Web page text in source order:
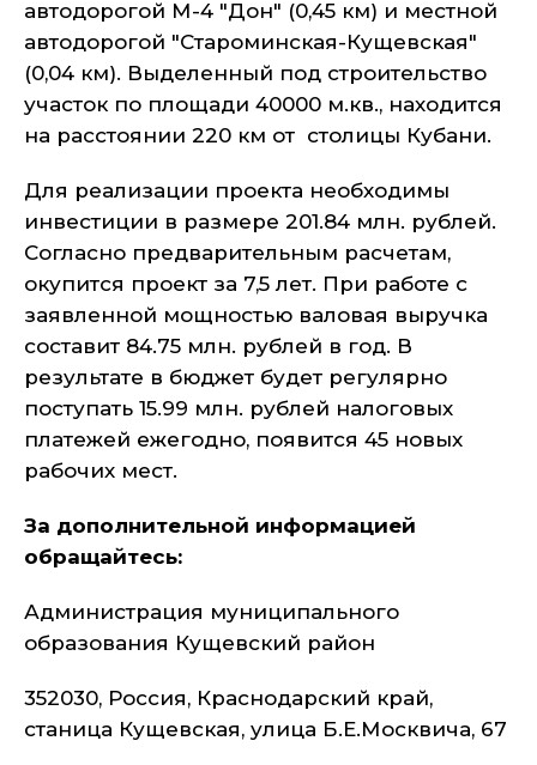
автодорогой М-4 "Дон" (0,45 км) и местной
автодорогой "Староминская-Кущевская"
(0,04 км). Выделенный под строительство
участок по площади 40000 м.кв., находится
на расстоянии 220 км от столицы Кубани.
Для реализации проекта необходимы
инвестиции в размере 201.84 млн. рублей.
Согласно предварительным расчетам,
окупится проект за 7,5 лет. При работе с
заявленной мощностью валовая выручка
составит 84.75 млн. рублей в год. В
результате в бюджет будет регулярно
поступать 15.99 млн. рублей налоговых
платежей ежегодно, появится 45 новых
рабочих мест.
За дополнительной информацией
обращайтесь:
Администрация муниципального
образования Кущевский район
352030, Россия, Краснодарский край,
станица Кущевская, улица Б.Е.Москвича, 67